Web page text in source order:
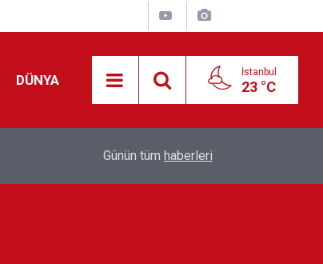
DÜNYA İstanbul
23 °C
Feridun Düzağaç sahnelere ara verdi: ''En az
Günün tüm haberleri